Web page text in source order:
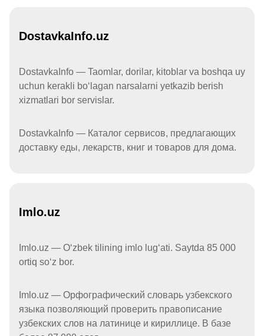
DostavkaInfo.uz
DostavkaInfo — Taomlar, dorilar, kitoblar va boshqa uy
uchun kerakli boʻlagan narsalarni yetkazib berish
xizmatlari bor servislar.
DostavkaInfo — Каталог сервисов, предлагающих
доставку еды, лекарств, книг и товаров для дома.
Imlo.uz
Imlo.uz — Oʻzbek tilining imlo lugʻati. Saytda 85 000
ortiq soʻz bor.
Imlo.uz — Орфографический словарь узбекского
языка позволяющий проверить правописание
узбекских слов на латинице и кириллице. В базе